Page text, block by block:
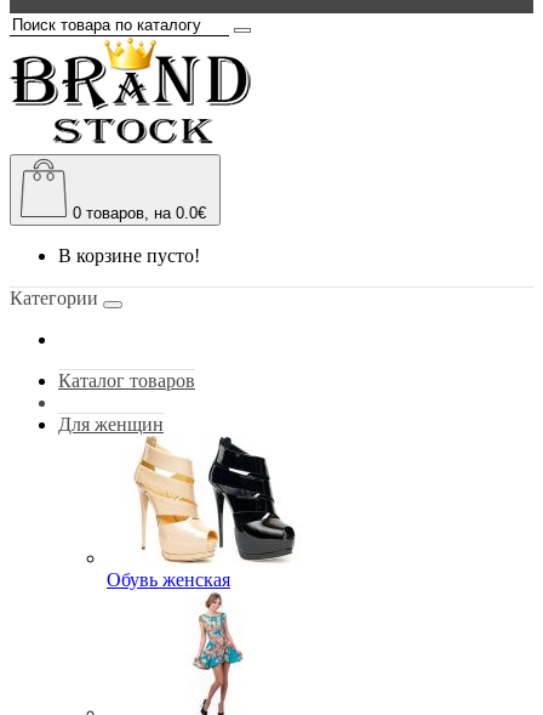
0 товаров, на 0.0€
В корзине пусто!
Категории
Каталог товаров
Для женщин
Обувь женская